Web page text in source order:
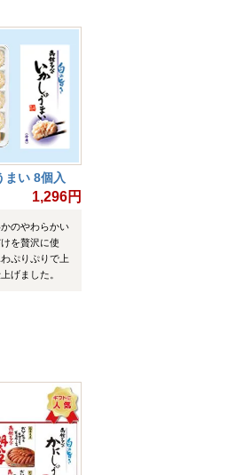
まい 8個入
1,296円
のやわらかい
を贅沢に使
ぷりぷりで上
げました。